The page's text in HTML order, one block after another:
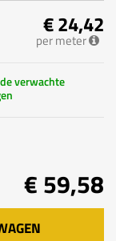
€ 24,42
per meter
verwachte
€ 59,58